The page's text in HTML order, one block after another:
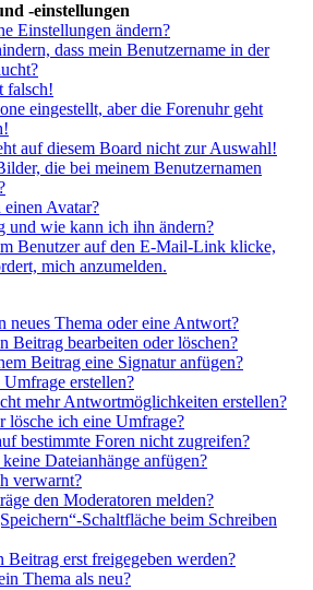
-einstellungen
Einstellungen ändern?
dass mein Benutzername in der
falsch!
eingestellt, aber die Forenuhr geht
auf diesem Board nicht zur Auswahl!
die bei meinem Benutzernamen
Avatar?
und wie kann ich ihn ändern?
Benutzer auf den E-Mail-Link klicke,
mich anzumelden.
neues Thema oder eine Antwort?
Beitrag bearbeiten oder löschen?
Beitrag eine Signatur anfügen?
erstellen?
mehr Antwortmöglichkeiten erstellen?
lösche ich eine Umfrage?
bestimmte Foren nicht zugreifen?
Dateianhänge anfügen?
verwarnt?
den Moderatoren melden?
Schaltfläche beim Schreiben
Beitrag erst freigegeben werden?
Thema als neu?